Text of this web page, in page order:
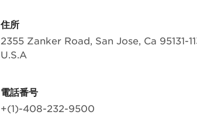
住所
2355 Zanker Road, San Jose, Ca 95131-
U.S.A
電話番号
+(1)-408-232-9500